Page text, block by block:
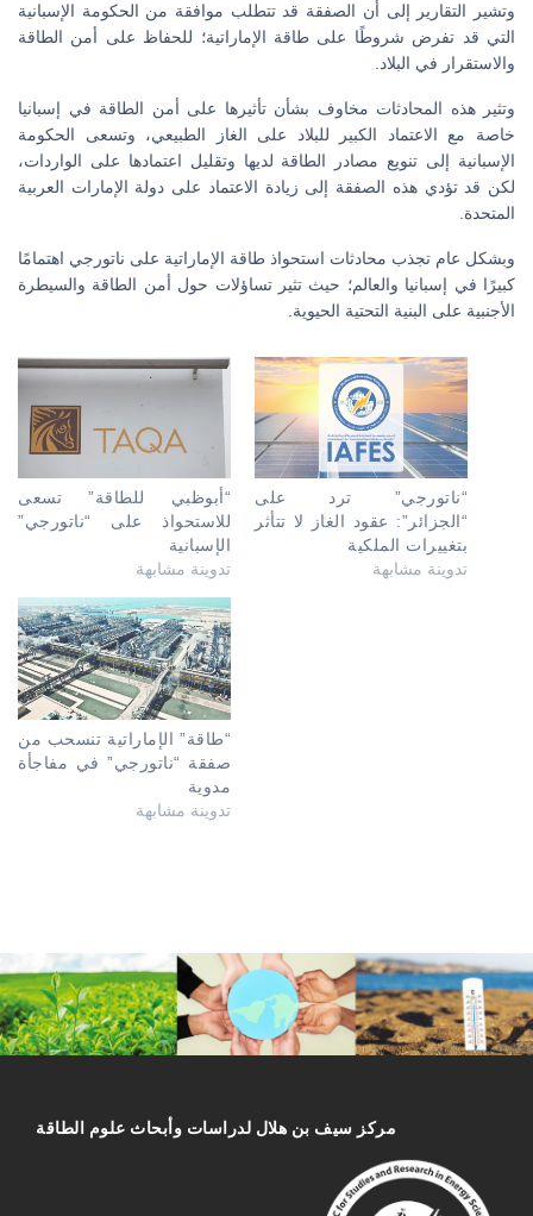
وتشير التقارير إلى أن الصفقة قد تتطلب موافقة من الحكومة الإسبانية
التي قد تفرض شروطًا على طاقة الإماراتية؛ للحفاظ على أمن الطاقة
والاستقرار في البلاد.
وتثير هذه المحادثات مخاوف بشأن تأثيرها على أمن الطاقة في إسبانيا
خاصة مع الاعتماد الكبير للبلاد على الغاز الطبيعي، وتسعى الحكومة
الإسبانية إلى تنويع مصادر الطاقة لديها وتقليل اعتمادها على الواردات،
لكن قد تؤدي هذه الصفقة إلى زيادة الاعتماد على دولة الإمارات العربية
المتحدة.
وبشكل عام تجذب محادثات استحواذ طاقة الإماراتية على ناتورجي اهتمامًا
كبيرًا في إسبانيا والعالم؛ حيث تثير تساؤلات حول أمن الطاقة والسيطرة
الأجنبية على البنية التحتية الحيوية.
“أبوظبي للطاقة” تسعى
للاستحواذ على “ناتورجي”
الإسبانية
تدوينة مشابهة
“ناتورجي” ترد على
“الجزائر”: عقود الغاز لا تتأثر
بتغييرات الملكية
تدوينة مشابهة
“طاقة” الإماراتية تنسحب من
صفقة “ناتورجي” في مفاجأة
مدوية
تدوينة مشابهة
مركز سیف بن هلال لدراسات وأبحاث علوم الطاقة